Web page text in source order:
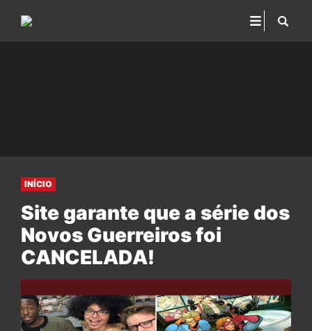
INÍCIO
Site garante que a série dos
Novos Guerreiros foi
CANCELADA!